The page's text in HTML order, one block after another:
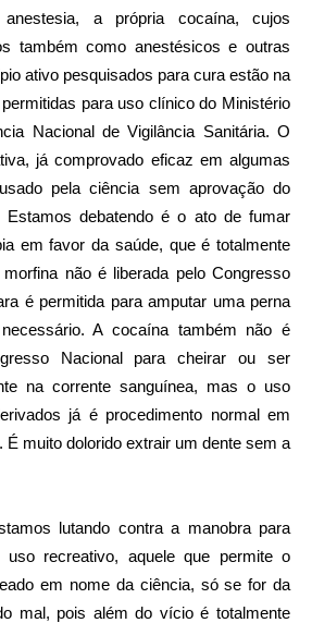
a própria cocaína, cujos
também como anestésicos e outras
ativo pesquisados para cura estão na
para uso clínico do Ministério
Nacional de Vigilância Sanitária. O
já comprovado eficaz em algumas
pela ciência sem aprovação do
Estamos debatendo é o ato de fumar
em favor da saúde, que é totalmente
não é liberada pelo Congresso
é permitida para amputar uma perna
A cocaína também não é
Nacional para cheirar ou ser
na corrente sanguínea, mas o uso
já é procedimento normal em
É muito dolorido extrair um dente sem a
lutando contra a manobra para
uso recreativo, aquele que permite o
em nome da ciência, só se for da
mal, pois além do vício é totalmente